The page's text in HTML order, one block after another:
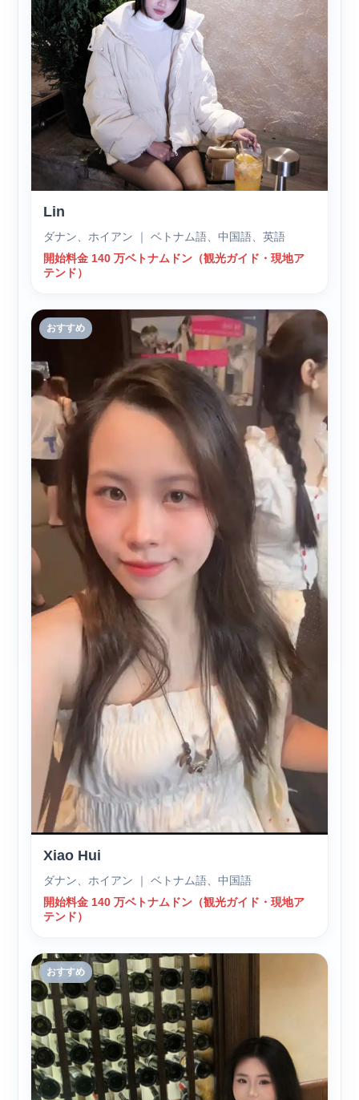
Lin
ダナン、ホイアン ｜ ベトナム語、中国語、英語
開始料金 140 万ベトナムドン（観光ガイド・現地ア
テンド）
おすすめ
Xiao Hui
ダナン、ホイアン ｜ ベトナム語、中国語
開始料金 140 万ベトナムドン（観光ガイド・現地ア
テンド）
おすすめ